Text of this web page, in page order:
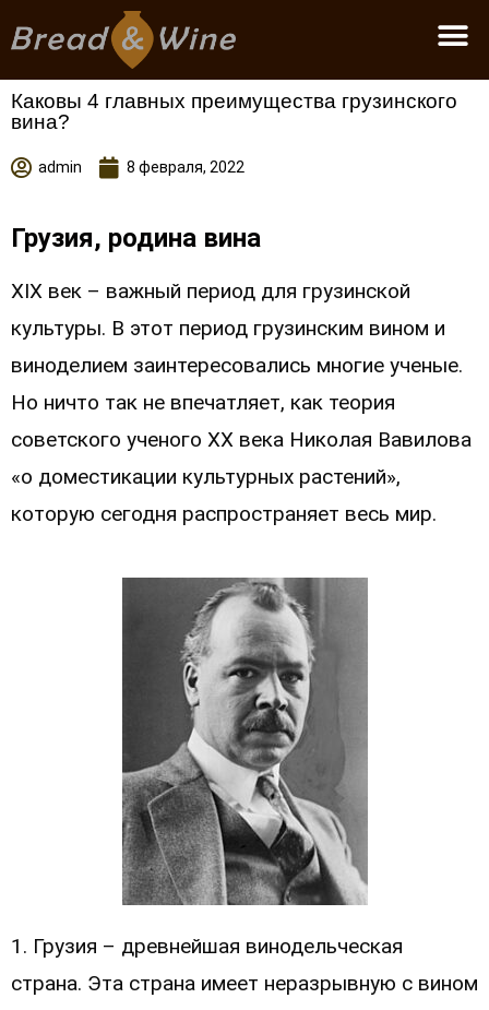
Каковы 4 главных преимущества грузинского
вина?
admin 8 февраля, 2022
Грузия, родина вина
XIX век – важный период для грузинской
культуры. В этот период грузинским вином и
виноделием заинтересовались многие ученые.
Но ничто так не впечатляет, как теория
советского ученого ХХ века Николая Вавилова
«о доместикации культурных растений»,
которую сегодня распространяет весь мир.
1. Грузия – древнейшая винодельческая
страна. Эта страна имеет неразрывную с вином